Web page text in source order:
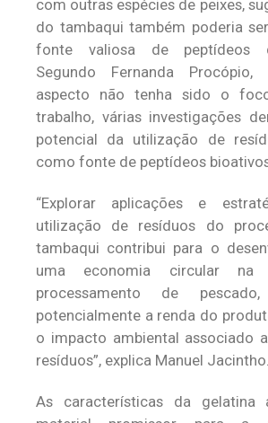
com outras espécies de peixes,
do tambaqui também poderia
fonte valiosa de peptídeos
Segundo Fernanda Procópio,
aspecto não tenha sido o
trabalho, várias investigações
potencial da utilização de
como fonte de peptídeos
“Explorar aplicações e
utilização de resíduos do
tambaqui contribui para o
uma economia circular na
processamento de pescado,
potencialmente a renda do
o impacto ambiental associado
resíduos”, explica Manuel Jacintho.
As características da gelatina